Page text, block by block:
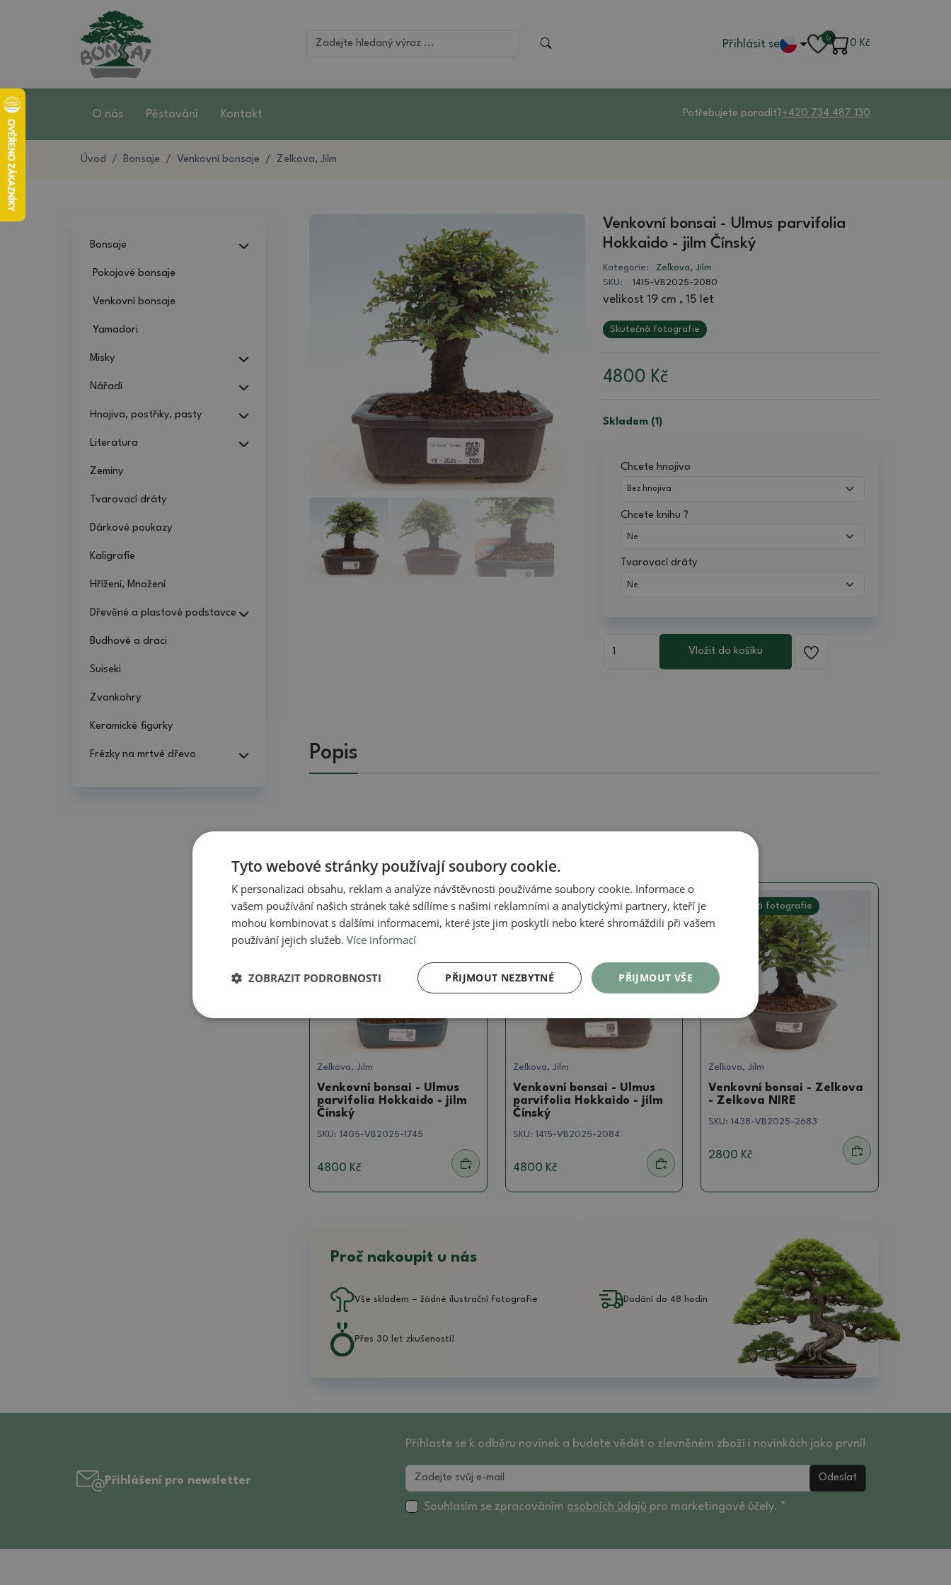
Přihlásit se 0
0 Kč
O nás Pěstování Kontakt Potřebujete poradit?+420 734 487 130
Úvod Bonsaje Venkovní bonsaje Zelkova, Jilm
Bonsaje
Pokojové bonsaje
Venkovní bonsaje
Yamadori
Misky
Nářadí
Hnojiva, postřiky, pasty
Literatura
Zeminy
Tvarovací dráty
Dárkové poukazy
Kaligrafie
Hřížení, Množení
Dřevěné a plastové podstavce
Budhové a draci
Suiseki
Zvonkohry
Keramické figurky
Frézky na mrtvé dřevo
Venkovní bonsai - Ulmus parvifolia
Hokkaido - jilm Čínský
Kategorie:
Zelkova, Jilm
SKU:
1415-VB2025-2080
velikost 19 cm , 15 let
Skutečná fotografie
4800 Kč
Skladem (1)
Chcete hnojivo
Chcete knihu ?
Tvarovací dráty
Vložit do košíku
Popis
Skutečná fotografie
Zelkova, Jilm
Venkovní bonsai - Ulmus
parvifolia Hokkaido - jilm
Čínský
SKU: 1405-VB2025-1745
4800 Kč
Skutečná fotografie
Zelkova, Jilm
Venkovní bonsai - Ulmus
parvifolia Hokkaido - jilm
Čínský
SKU: 1415-VB2025-2084
4800 Kč
Skutečná fotografie
Zelkova, Jilm
Venkovní bonsai - Zelkova
- Zelkova NIRE
SKU:1438-VB2025-2683
2800 Kč
Proč nakoupit u nás
Vše skladem – žádné ilustrační fotografie Dodání do 48 hodin
Přes 30 let zkušeností!
Přihlášení pro newsletter
Přihlaste se k odběru novinek a budete vědět o zlevněném zboží i novinkách jako první!
Odeslat
Souhlasím se zpracováním osobních údajů pro marketingové účely. *
Tyto webové stránky používají soubory cookie.
K personalizaci obsahu, reklam a analýze návštěvnosti používáme soubory cookie. Informace o
vašem používání našich stránek také sdílíme s našimi reklamními a analytickými partnery, kteří je
mohou kombinovat s dalšími informacemi, které jste jim poskytli nebo které shromáždili při vašem
používání jejich služeb. Více informací
PŘIJMOUT VŠE
PŘIJMOUT NEZBYTNÉ
ZOBRAZIT PODROBNOSTI